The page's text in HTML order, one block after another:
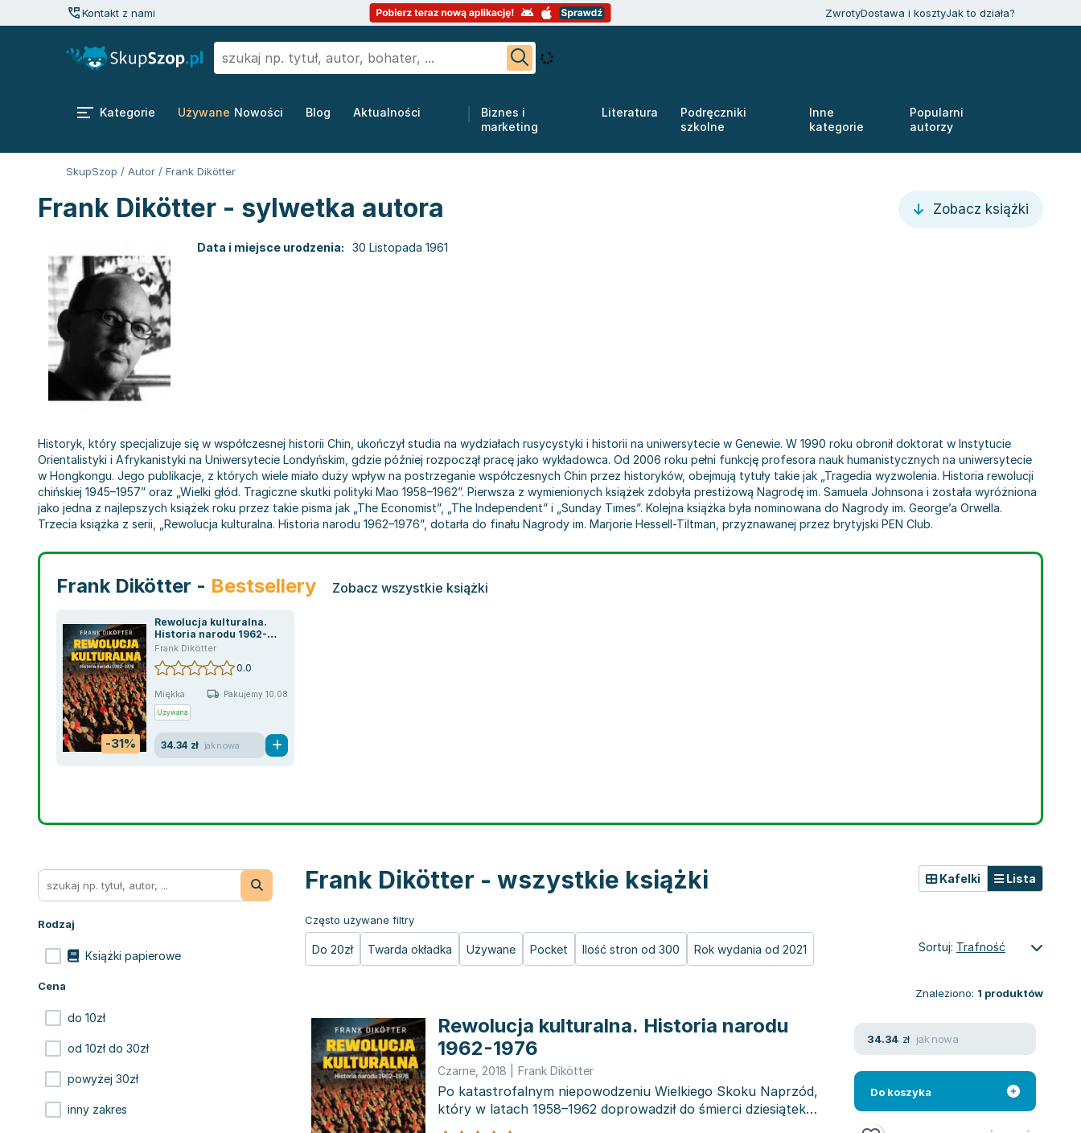
Kontakt z nami ZwrotyDostawa i kosztyJak to działa?
Kategorie Używane Nowości Blog Aktualności
Biznes i
marketing
Literatura
Podręczniki
szkolne
Inne
kategorie
Popularni
autorzy
SkupSzop / Autor / Frank Dikötter
Frank Dikötter - sylwetka autora Zobacz książki
Data i miejsce urodzenia: 30 Listopada 1961
Historyk, który specjalizuje się w współczesnej historii Chin, ukończył studia na wydziałach rusycystyki i historii na uniwersytecie w Genewie. W 1990 roku obronił doktorat w Instytucie
Orientalistyki i Afrykanistyki na Uniwersytecie Londyńskim, gdzie później rozpoczął pracę jako wykładowca. Od 2006 roku pełni funkcję profesora nauk humanistycznych na uniwersytecie
w Hongkongu. Jego publikacje, z których wiele miało duży wpływ na postrzeganie współczesnych Chin przez historyków, obejmują tytuły takie jak „Tragedia wyzwolenia. Historia rewolucji
chińskiej 1945–1957” oraz „Wielki głód. Tragiczne skutki polityki Mao 1958–1962”. Pierwsza z wymienionych książek zdobyła prestiżową Nagrodę im. Samuela Johnsona i została wyróżniona
jako jedna z najlepszych książek roku przez takie pisma jak „The Economist”, „The Independent” i „Sunday Times”. Kolejna książka była nominowana do Nagrody im. George’a Orwella.
Trzecia książka z serii, „Rewolucja kulturalna. Historia narodu 1962–1976”, dotarła do finału Nagrody im. Marjorie Hessell-Tiltman, przyznawanej przez brytyjski PEN Club.
Frank Dikötter - Bestsellery Zobacz wszystkie książki
-31%
Rewolucja kulturalna.
Historia narodu 1962-
1976
Frank Dikötter
0.0
Miękka Pakujemy 10.08
Używana
34.34 zł jak nowa
Rodzaj
Książki papierowe
Cena
do 10zł
od 10zł do 30zł
powyżej 30zł
inny zakres
Frank Dikötter - wszystkie książki
Często używane filtry
Do 20zł Twarda okładka Używane Pocket Ilość stron od 300 Rok wydania od 2021
Kafelki Lista
Sortuj: Trafność
Znaleziono: 1 produktów
Rewolucja kulturalna. Historia narodu
1962-1976
Czarne 2018 Frank Dikötter
Po katastrofalnym niepowodzeniu Wielkiego Skoku Naprzód,
który w latach 1958–1962 doprowadził do śmierci dziesiątek
milionów osób,...
34.34 zł jak nowa
Do koszyka